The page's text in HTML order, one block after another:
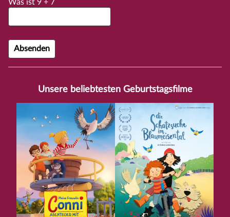
Was ist 9 + 7
Unsere beliebtesten Geburtstagsfilme